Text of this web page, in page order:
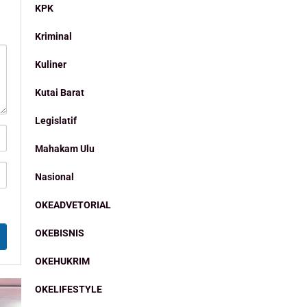
KPK
Kriminal
Kuliner
Kutai Barat
Legislatif
Mahakam Ulu
Nasional
OKEADVETORIAL
OKEBISNIS
OKEHUKRIM
OKELIFESTYLE